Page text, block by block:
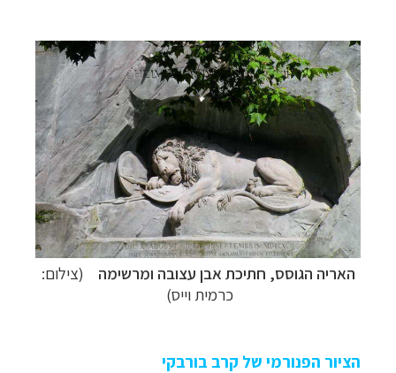
האריה הגוסס, חתיכת אבן עצובה ומרשימה (צילום:
כרמית וייס)
הציור הפנורמי של קרב בורבקי